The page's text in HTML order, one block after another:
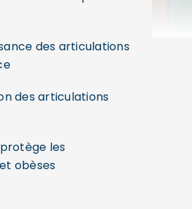
des articulations
des articulations
les
obèses